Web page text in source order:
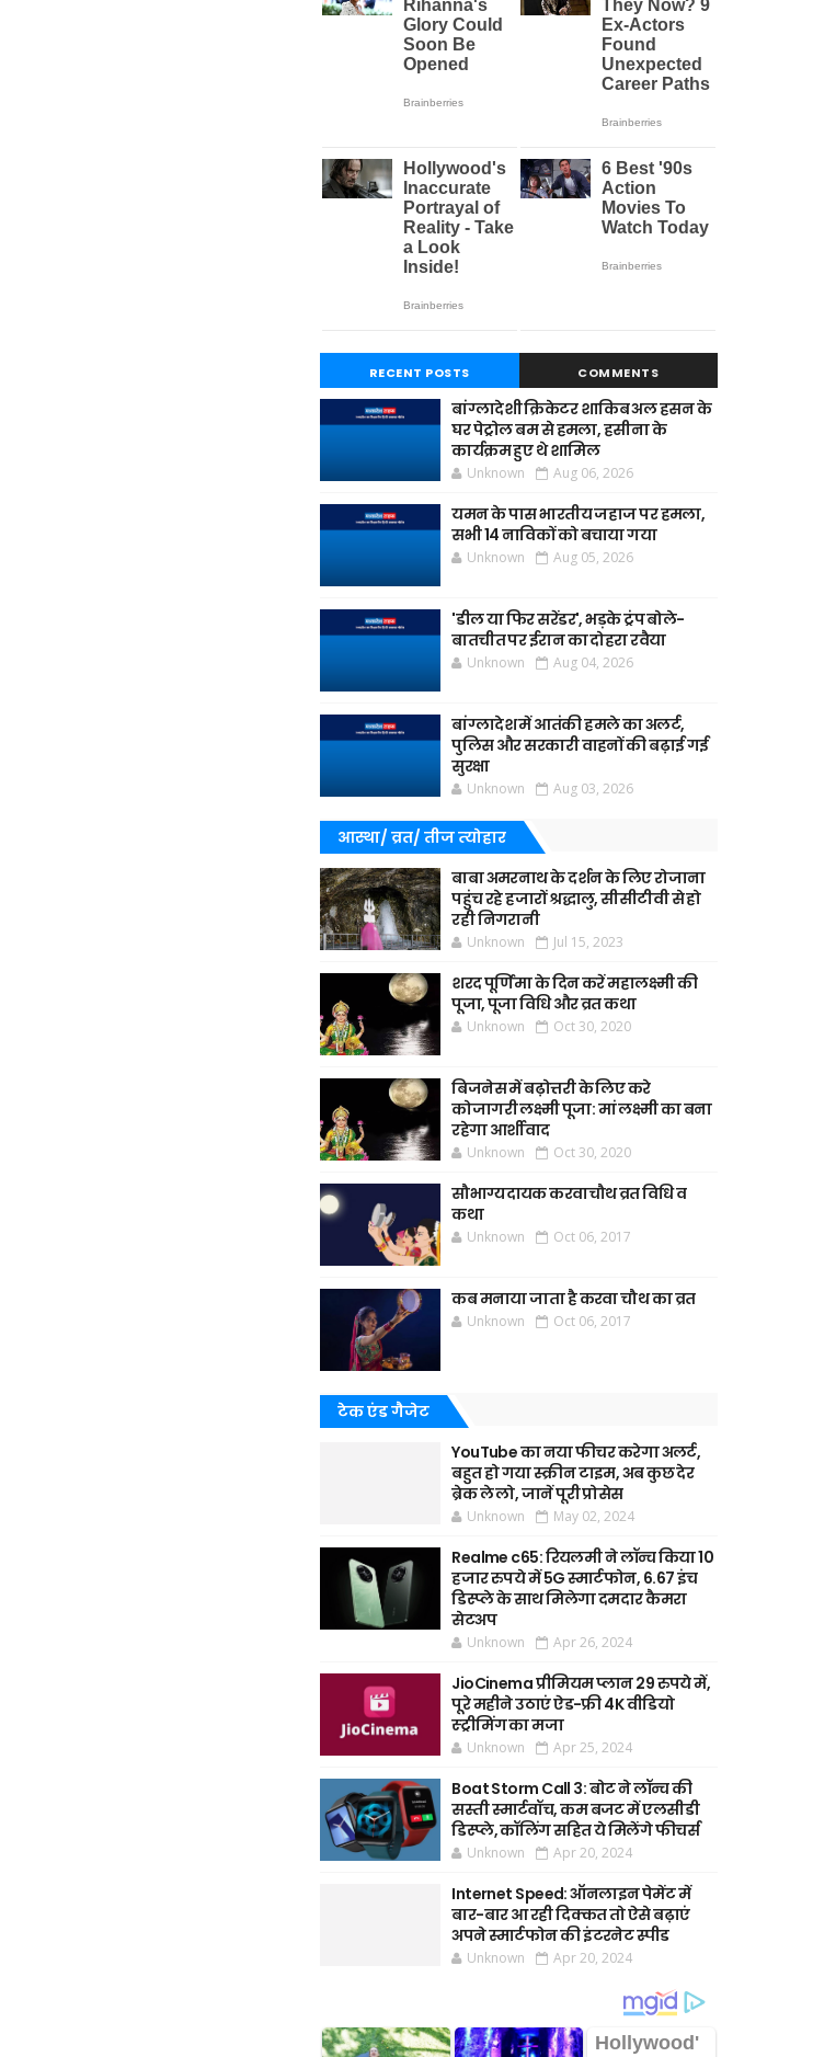
RECENT POSTS COMMENTS
बांग्लादेशी क्रिकेटर शाकिब अल हसन के
घर पेट्रोल बम से हमला, हसीना के
कार्यक्रम हुए थे शामिल
Unknown Aug 06, 2026
यमन के पास भारतीय जहाज पर हमला,
सभी 14 नाविकों को बचाया गया
Unknown Aug 05, 2026
'डील या फिर सरेंडर', भड़के ट्रंप बोले-
बातचीत पर ईरान का दोहरा रवैया
Unknown Aug 04, 2026
बांग्लादेश में आतंकी हमले का अलर्ट,
पुलिस और सरकारी वाहनों की बढ़ाई गई
सुरक्षा
Unknown Aug 03, 2026
आस्था/ व्रत/ तीज त्‍योहार
बाबा अमरनाथ के दर्शन के लिए रोजाना
पहुंच रहे हजारों श्रद्धालु, सीसीटीवी से हो
रही निगरानी
Unknown Jul 15, 2023
शरद पूर्णिमा के दिन करें महालक्ष्मी की
पूजा, पूजा विधि और व्रत कथा
Unknown Oct 30, 2020
बिजनेस में बढ़ोत्तरी के लिए करे
कोजागरी लक्ष्मी पूजा: मां लक्ष्मी का बना
रहेगा आर्शीवाद
Unknown Oct 30, 2020
सौभाग्यदायक करवाचौथ व्रत विधि व
कथा
Unknown Oct 06, 2017
कब मनाया जाता है करवा चौथ का व्रत
Unknown Oct 06, 2017
टेक एंड गैजेट
YouTube का नया फीचर करेगा अलर्ट,
बहुत हो गया स्क्रीन टाइम, अब कुछ देर
ब्रेक ले लो, जानें पूरी प्रोसेस
Unknown May 02, 2024
Realme c65: रियलमी ने लॉन्च किया 10
हजार रुपये में 5G स्मार्टफोन, 6.67 इंच
डिस्प्ले के साथ मिलेगा दमदार कैमरा
सेटअप
Unknown Apr 26, 2024
JioCinema प्रीमियम प्लान 29 रुपये में,
पूरे महीने उठाएं ऐड-फ्री 4K वीडियो
स्ट्रीमिंग का मजा
Unknown Apr 25, 2024
Boat Storm Call 3: बोट ने लॉन्च की
सस्ती स्मार्टवॉच, कम बजट में एलसीडी
डिस्प्ले, कॉलिंग सहित ये मिलेंगे फीचर्स
Unknown Apr 20, 2024
Internet Speed: ऑनलाइन पेमेंट में
बार-बार आ रही दिक्कत तो ऐसे बढ़ाएं
अपने स्मार्टफोन की इंटरनेट स्पीड
Unknown Apr 20, 2024